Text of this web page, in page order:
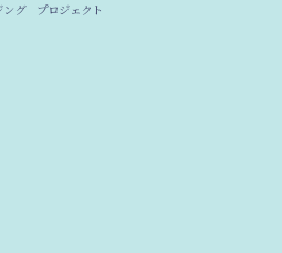
ング プロジェクト